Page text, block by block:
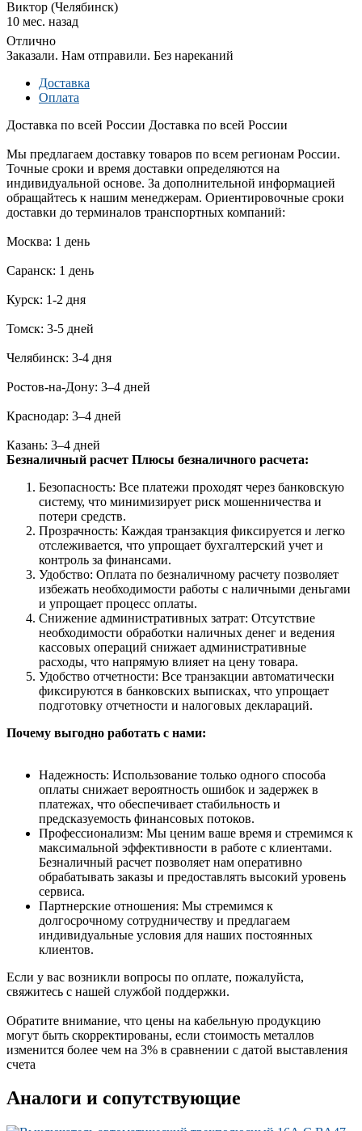
Виктор (Челябинск)
10 мес. назад
Отлично
Заказали. Нам отправили. Без нареканий
Доставка
Оплата
Доставка по всей России Доставка по всей России
Мы предлагаем доставку товаров по всем регионам России.
Точные сроки и время доставки определяются на
индивидуальной основе. За дополнительной информацией
обращайтесь к нашим менеджерам. Ориентировочные сроки
доставки до терминалов транспортных компаний:
Москва: 1 день
Саранск: 1 день
Курск: 1-2 дня
Томск: 3-5 дней
Челябинск: 3-4 дня
Ростов-на-Дону: 3–4 дней
Краснодар: 3–4 дней
Казань: 3–4 дней
Безналичный расчет Плюсы безналичного расчета:
Безопасность: Все платежи проходят через банковскую
систему, что минимизирует риск мошенничества и
потери средств.
Прозрачность: Каждая транзакция фиксируется и легко
отслеживается, что упрощает бухгалтерский учет и
контроль за финансами.
Удобство: Оплата по безналичному расчету позволяет
избежать необходимости работы с наличными деньгами
и упрощает процесс оплаты.
Снижение административных затрат: Отсутствие
необходимости обработки наличных денег и ведения
кассовых операций снижает административные
расходы, что напрямую влияет на цену товара.
Удобство отчетности: Все транзакции автоматически
фиксируются в банковских выписках, что упрощает
подготовку отчетности и налоговых деклараций.
Почему выгодно работать с нами:
Надежность: Использование только одного способа
оплаты снижает вероятность ошибок и задержек в
платежах, что обеспечивает стабильность и
предсказуемость финансовых потоков.
Профессионализм: Мы ценим ваше время и стремимся к
максимальной эффективности в работе с клиентами.
Безналичный расчет позволяет нам оперативно
обрабатывать заказы и предоставлять высокий уровень
сервиса.
Партнерские отношения: Мы стремимся к
долгосрочному сотрудничеству и предлагаем
индивидуальные условия для наших постоянных
клиентов.
Если у вас возникли вопросы по оплате, пожалуйста,
свяжитесь с нашей службой поддержки.
Обратите внимание, что цены на кабельную продукцию
могут быть скорректированы, если стоимость металлов
изменится более чем на 3% в сравнении с датой выставления
счета
Аналоги и сопутствующие